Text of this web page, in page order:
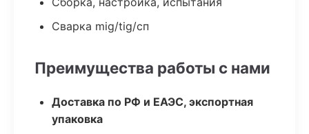
Сварка mig/tig/сп
Преимущества работы с нами
Доставка по РФ и ЕАЭС, экспортная
упаковка